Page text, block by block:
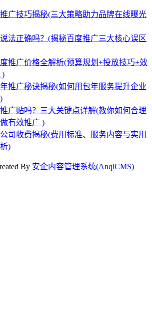
广技巧揭秘(三大策略助力品牌在线曝光
法正确吗？(揭秘百度推广三大核心误区
推广价格全解析(预算规划+投放技巧+效
)
推广秘诀揭秘(如何用包年服务提升企业
广贴吗？三大关键点详解(教你如何合理
有效推广 )
司收费揭秘(费用标准、服务内容与实用
)
By 安企内容管理系统(AnqiCMS)